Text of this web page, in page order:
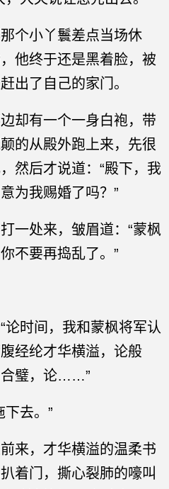
个小丫鬟差点当场休
他终于还是黑着脸，被
出了自己的家门。
却有一个一身白袍，带
的从殿外跑上来，先很
然后才说道：“殿下，我
为我赐婚了吗？”
一处来，皱眉道：“蒙枫
不要再捣乱了。”
论时间，我和蒙枫将军认
经纶才华横溢，论般
合璧，论……”
下去。”
来，才华横溢的温柔书
着门，撕心裂肺的嚎叫